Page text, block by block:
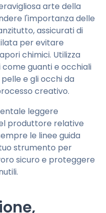
arte della
l'importanza delle
assicurati di
per evitare
chimici. Utilizza
guanti e occhiali
e gli occhi da
creativo.
leggere
produttore relative
le linee guida
strumento per
sicuro e proteggere